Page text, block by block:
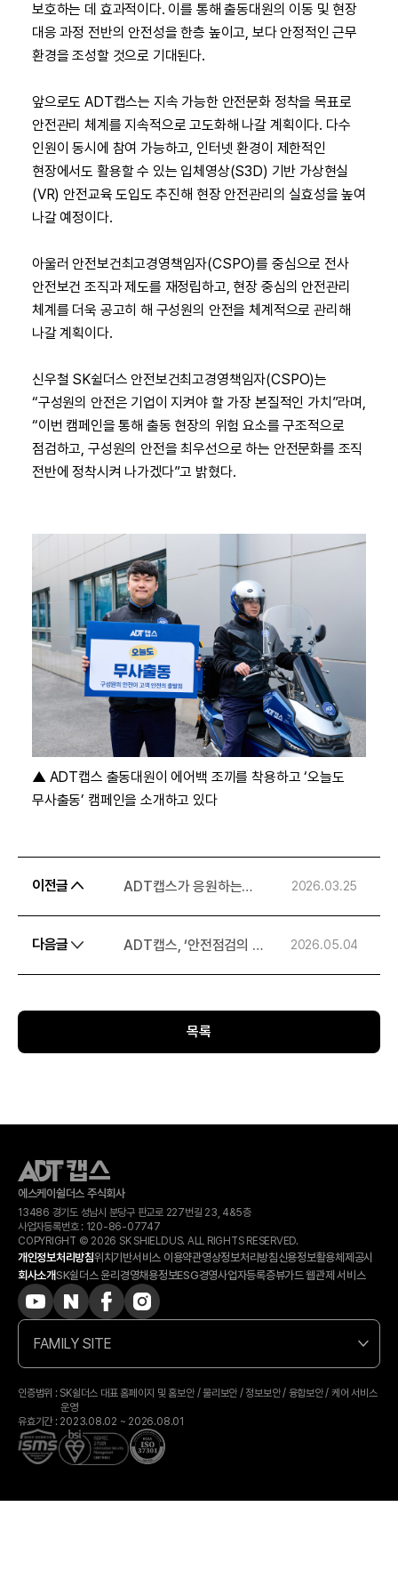
보호하는 데 효과적이다. 이를 통해 출동대원의 이동 및 현장
대응 과정 전반의 안전성을 한층 높이고, 보다 안정적인 근무
환경을 조성할 것으로 기대된다.
앞으로도 ADT캡스는 지속 가능한 안전문화 정착을 목표로
안전관리 체계를 지속적으로 고도화해 나갈 계획이다. 다수
인원이 동시에 참여 가능하고, 인터넷 환경이 제한적인
현장에서도 활용할 수 있는 입체영상(S3D) 기반 가상현실
(VR) 안전교육 도입도 추진해 현장 안전관리의 실효성을 높여
나갈 예정이다.
아울러 안전보건최고경영책임자(CSPO)를 중심으로 전사
안전보건 조직과 제도를 재정립하고, 현장 중심의 안전관리
체계를 더욱 공고히 해 구성원의 안전을 체계적으로 관리해
나갈 계획이다.
신우철 SK쉴더스 안전보건최고경영책임자(CSPO)는
“구성원의 안전은 기업이 지켜야 할 가장 본질적인 가치”라며,
“이번 캠페인을 통해 출동 현장의 위험 요소를 구조적으로
점검하고, 구성원의 안전을 최우선으로 하는 안전문화를 조직
전반에 정착시켜 나가겠다”고 밝혔다.
▲ ADT캡스 출동대원이 에어백 조끼를 착용하고 ‘오늘도
무사출동’ 캠페인을 소개하고 있다
이전글
ADT캡스가 응원하는
일상을 지키는 보안까지
2026.03.25
다음글
ADT캡스, ‘안전점검의 날’
2026.05.04
목록
에스케이쉴더스 주식회사
13486 경기도 성남시 분당구 판교로 227번길 23, 4&5층
사업자등록번호 : 120-​86-​07747
COPYRIGHT © 2026 SK SHIELDUS. ALL RIGHTS RESERVED.
개인정보처리방침위치기반서비스 이용약관영상정보처리방침신용정보활용체제공시
회사소개SK쉴더스 윤리경영채용정보ESG경영사업자등록증뷰가드 웹관제 서비스
FAMILY SITE
인증범위 : SK쉴더스 대표 홈페이지 및 홈보안 / 물리보안 / 정보보안 / 융합보안 / 케어 서비스
운영
유효기간 : 2023.08.02 ~ 2026.08.01